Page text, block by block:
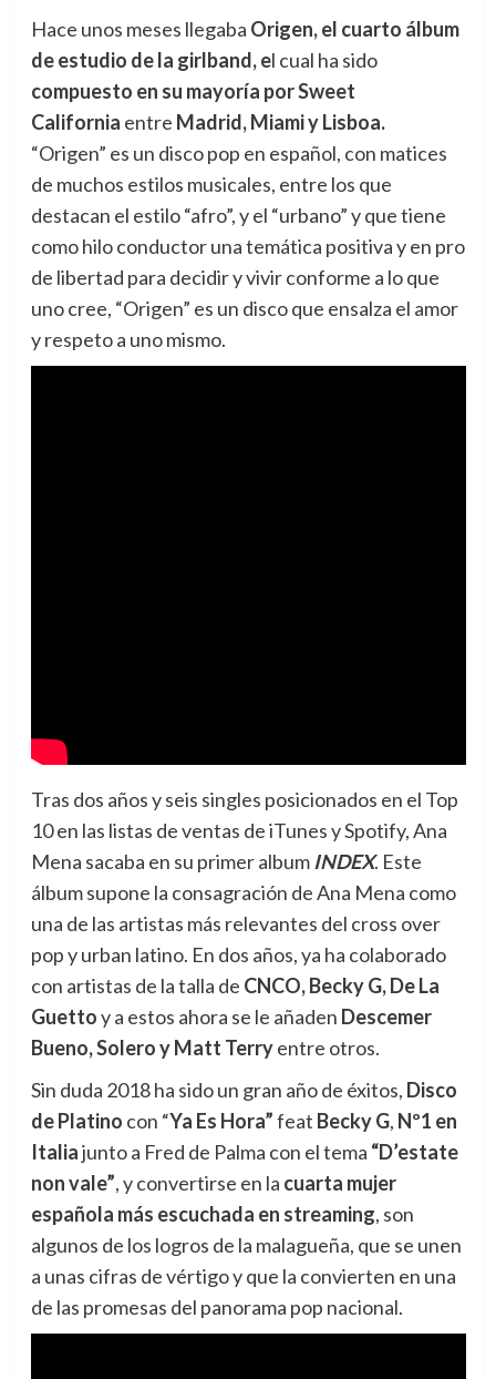
Hace unos meses llegaba Origen, el cuarto álbum
de estudio de la girlband, el cual ha sido
compuesto en su mayoría por Sweet
California entre Madrid, Miami y Lisboa.
“Origen” es un disco pop en español, con matices
de muchos estilos musicales, entre los que
destacan el estilo “afro”, y el “urbano” y que tiene
como hilo conductor una temática positiva y en pro
de libertad para decidir y vivir conforme a lo que
uno cree, “Origen” es un disco que ensalza el amor
y respeto a uno mismo.
Tras dos años y seis singles posicionados en el Top
10 en las listas de ventas de iTunes y Spotify, Ana
Mena sacaba en su primer album INDEX. Este
álbum supone la consagración de Ana Mena como
una de las artistas más relevantes del cross over
pop y urban latino. En dos años, ya ha colaborado
con artistas de la talla de CNCO, Becky G, De La
Guettoy a estos ahora se le añaden Descemer
Bueno, Solero y Matt Terryentre otros.
Sin duda 2018 ha sido un gran año de éxitos, Disco
de Platino con “Ya Es Hora”feat Becky G, Nº1 en
Italiajunto a Fred de Palma con el tema “D’estate
non vale”, y convertirse en la cuarta mujer
española más escuchada en streaming, son
algunos de los logros de la malagueña, que se unen
a unas cifras de vértigo y que la convierten en una
de las promesas del panorama pop nacional.